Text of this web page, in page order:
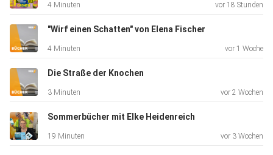
4 Minuten vor 18 Stunden
"Wirf einen Schatten" von Elena Fischer
4 Minuten vor 1 Woche
Die Straße der Knochen
3 Minuten vor 2 Wochen
Sommerbücher mit Elke Heidenreich
19 Minuten vor 3 Wochen